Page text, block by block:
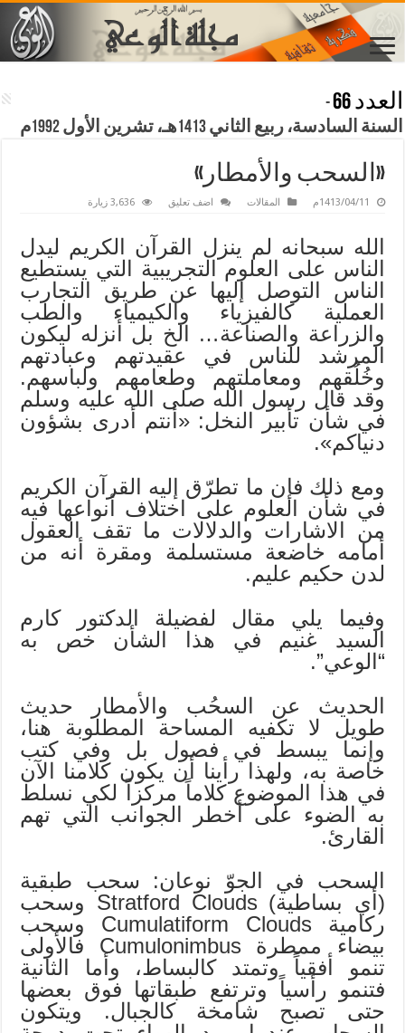
العدد 66
-
السنة السادسة، ربيع الثاني 1413هـ، تشرين الأول 1992م
«السحب والأمطار»
1413/04/11م المقالات اضف تعليق 3,636 زيارة
الله سبحانه لم ينزل القرآن الكريم ليدل
الناس على العلوم التجريبية التي يستطيع
الناس التوصل إليها عن طريق التجارب
العملية كالفيزياء والكيمياء والطب
والزراعة والصناعة… الخ بل أنزله ليكون
المرشد للناس في عقيدتهم وعبادتهم
وخُلُقهم ومعاملتهم وطعامهم ولباسهم.
وقد قال رسول الله صلى الله عليه وسلم
في شأن تأبير النخل: «أنتم أدرى بشؤون
دنياكم».
ومع ذلك فإن ما تطرّق إليه القرآن الكريم
في شأن العلوم على اختلاف أنواعها فيه
من الاشارات والدلالات ما تقف العقول
أمامه خاضعة مستسلمة ومقرة أنه من
لدن حكيم عليم.
وفيما يلي مقال لفضيلة الدكتور كارم
السيد غنيم في هذا الشأن خص به
“الوعي”.
الحديث عن السحُب والأمطار حديث
طويل لا تكفيه المساحة المطلوبة هنا،
وإنما يبسط في فصول بل وفي كتب
خاصة به، ولهذا رأينا أن يكون كلامنا الآن
في هذا الموضوع كلاماً مركزاً لكي نسلط
به الضوء على أخطر الجوانب التي تهم
القارئ.
السحب في الجوّ نوعان: سحب طبقية
(أي بساطية) Stratford Clouds وسحب
ركامية Cumulatiform Clouds وسحب
بيضاء ممطرة Cumulonimbus فالأولى
تنمو أفقياً وتمتد كالبساط، وأما الثانية
فتنمو رأسياً وترتفع طبقاتها فوق بعضها
حتى تصبح شامخة كالجبال. ويتكون